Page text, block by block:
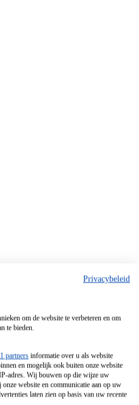
Privacybeleid
om de website te verbeteren en om
te bieden.
partners informatie over u als website
en mogelijk ook buiten onze website
adres. Wij bouwen op die wijze uw
website en communicatie aan op uw
laten zien op basis van uw recente